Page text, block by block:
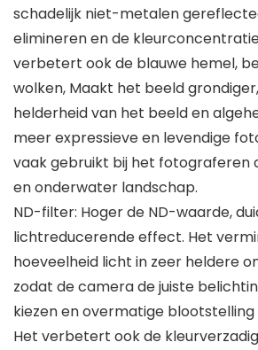
schadelijk niet-metalen
elimineren en de
verbetert ook de blauwe hemel,
wolken, Maakt het beeld
helderheid van het beeld en
meer expressieve en levendige
vaak gebruikt bij het fotograferen
en onderwater landschap.
ND-filter: Hoger de ND-waarde,
lichtreducerende effect. Het
hoeveelheid licht in zeer heldere
zodat de camera de juiste
kiezen en overmatige
Het verbetert ook de